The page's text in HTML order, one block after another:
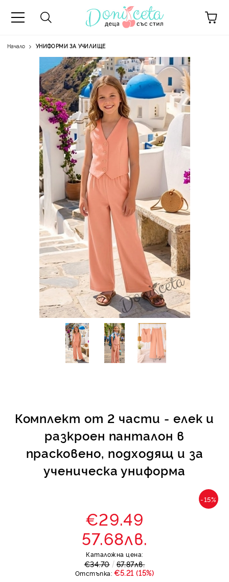
Начало УНИФОРМИ ЗА УЧИЛИЩЕ
Комплект от 2 части - елек и
разкроен панталон в
прасковено, подходящ и за
ученическа униформа
-15%
€29.49
57.68лв.
Каталожна цена:
€34.70 67.87лв.
Отстъпка: €5.21 (15%)